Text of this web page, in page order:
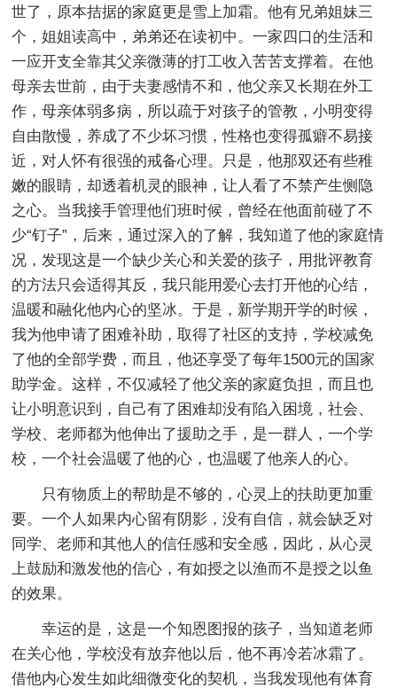
世了，原本拮据的家庭更是雪上加霜。他有兄弟姐妹三
个，姐姐读高中，弟弟还在读初中。一家四口的生活和
一应开支全靠其父亲微薄的打工收入苦苦支撑着。在他
母亲去世前，由于夫妻感情不和，他父亲又长期在外工
作，母亲体弱多病，所以疏于对孩子的管教，小明变得
自由散慢，养成了不少坏习惯，性格也变得孤癖不易接
近，对人怀有很强的戒备心理。只是，他那双还有些稚
嫩的眼睛，却透着机灵的眼神，让人看了不禁产生恻隐
之心。当我接手管理他们班时候，曾经在他面前碰了不
少“钉子”，后来，通过深入的了解，我知道了他的家庭情
况，发现这是一个缺少关心和关爱的孩子，用批评教育
的方法只会适得其反，我只能用爱心去打开他的心结，
温暖和融化他内心的坚冰。于是，新学期开学的时候，
我为他申请了困难补助，取得了社区的支持，学校减免
了他的全部学费，而且，他还享受了每年1500元的国家
助学金。这样，不仅减轻了他父亲的家庭负担，而且也
让小明意识到，自己有了困难却没有陷入困境，社会、
学校、老师都为他伸出了援助之手，是一群人，一个学
校，一个社会温暖了他的心，也温暖了他亲人的心。
只有物质上的帮助是不够的，心灵上的扶助更加重
要。一个人如果内心留有阴影，没有自信，就会缺乏对
同学、老师和其他人的信任感和安全感，因此，从心灵
上鼓励和激发他的信心，有如授之以渔而不是授之以鱼
的效果。
幸运的是，这是一个知恩图报的孩子，当知道老师
在关心他，学校没有放弃他以后，他不再冷若冰霜了。
借他内心发生如此细微变化的契机，当我发现他有体育